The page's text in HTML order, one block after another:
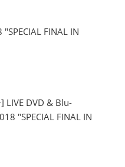
"SPECIAL FINAL IN
LIVE DVD & Blu-
"SPECIAL FINAL IN